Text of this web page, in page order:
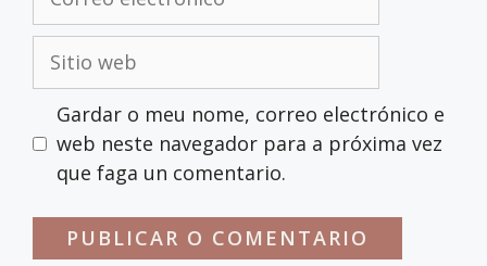
electrónico
Sitio
web
Gardar o meu nome, correo electrónico e
web neste navegador para a próxima vez
que faga un comentario.